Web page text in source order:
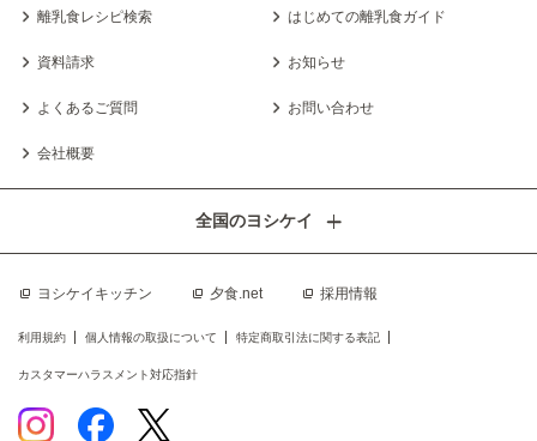
離乳食レシピ検索 はじめての離乳食ガイド
資料請求 お知らせ
よくあるご質問 お問い合わせ
会社概要
ヨシケイキッチン 夕食.net 採用情報
全国のヨシケイ
利用規約 個人情報の取扱について 特定商取引法に関する表記
カスタマーハラスメント対応指針